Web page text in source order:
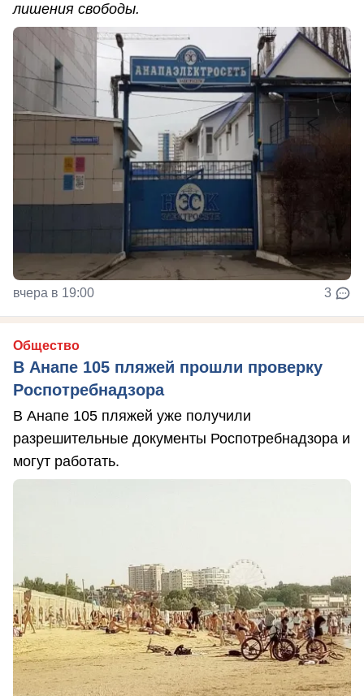
лишения свободы.
вчера в 19:00 3
Общество
В Анапе 105 пляжей прошли проверку
Роспотребнадзора
В Анапе 105 пляжей уже получили
разрешительные документы Роспотребнадзора и
могут работать.